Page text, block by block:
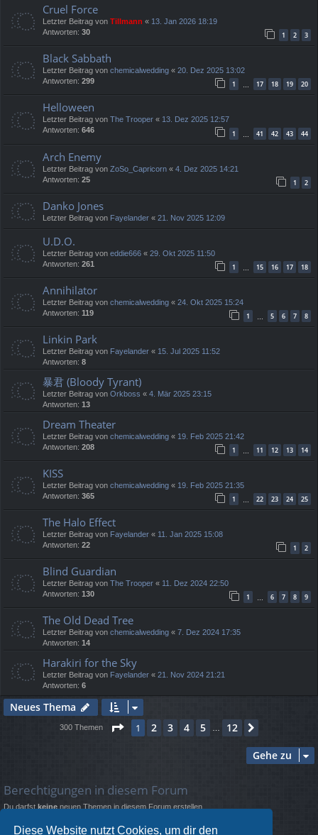
Diese Website nutzt Cookies, um dir den
Cruel Force
Letzter Beitrag von Tillmann « 13. Jan 2026 18:19
Antworten: 30 1 2 3
Black Sabbath
Letzter Beitrag von chemicalwedding « 20. Dez 2025 13:02
Antworten: 299 1 … 17 18 19 20
Helloween
Letzter Beitrag von The Trooper « 13. Dez 2025 12:57
Antworten: 646 1 41 42 43 44
Arch Enemy
Letzter Beitrag von ZoSo_Capricorn « 4. Dez 2025 14:21
Antworten: 25 1 2
Danko Jones
Letzter Beitrag von Fayelander « 21. Nov 2025 12:09
U.D.O.
Letzter Beitrag von eddie666 « 29. Okt 2025 11:50
Antworten: 261 1 15 16 17 18
Annihilator
Letzter Beitrag von chemicalwedding « 24. Okt 2025 15:24
Antworten: 119 1 5 6 7 8
Linkin Park
Letzter Beitrag von Fayelander « 15. Jul 2025 11:52
Antworten: 8
暴君 (Bloody Tyrant)
Letzter Beitrag von Orkboss « 4. Mär 2025 23:15
Antworten: 13
Dream Theater
Letzter Beitrag von chemicalwedding « 19. Feb 2025 21:42
Antworten: 208 1 11 12 13 14
KISS
Letzter Beitrag von chemicalwedding « 19. Feb 2025 21:35
Antworten: 365 1 22 23 24 25
The Halo Effect
Letzter Beitrag von Fayelander « 11. Jan 2025 15:08
Antworten: 22 1 2
Blind Guardian
Letzter Beitrag von The Trooper « 11. Dez 2024 22:50
Antworten: 130 1 … 6 7 8 9
The Old Dead Tree
Letzter Beitrag von chemicalwedding « 7. Dez 2024 17:35
Antworten: 14
Harakiri for the Sky
Letzter Beitrag von Fayelander « 21. Nov 2024 21:21
Antworten: 6
Neues Thema
300 Themen Seite 1 von 12
1 2 3 4 5 12
Gehe zu
Berechtigungen in diesem Forum
Du darfst keine neuen Themen in diesem Forum erstellen.
Du darfst deine Beiträge in diesem Forum nicht ändern.